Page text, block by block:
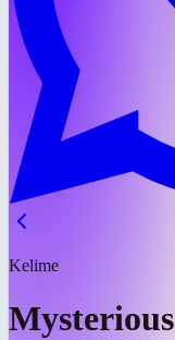
Kelime
Mysterious